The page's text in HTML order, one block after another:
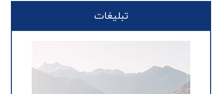
تبلیغات